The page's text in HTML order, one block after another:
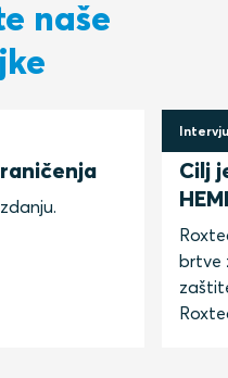
naše
Intervju
14
Cilj
brtve